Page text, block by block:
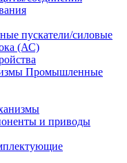
пускатели/силовые
(АС)
Промышленные
и приводы